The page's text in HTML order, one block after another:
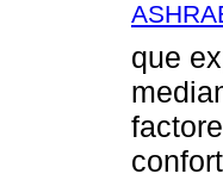
que